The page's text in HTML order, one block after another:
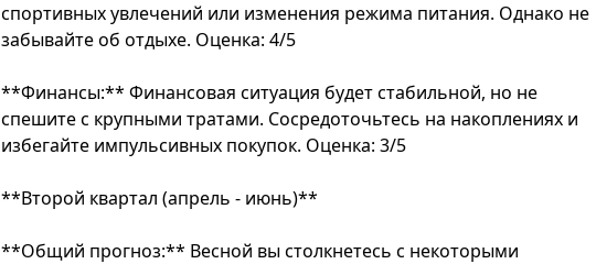
спортивных увлечений или изменения режима питания. Однако не
забывайте об отдыхе. Оценка: 4/5
**Финансы:** Финансовая ситуация будет стабильной, но не
спешите с крупными тратами. Сосредоточьтесь на накоплениях и
избегайте импульсивных покупок. Оценка: 3/5
**Второй квартал (апрель - июнь)**
**Общий прогноз:** Весной вы столкнетесь с некоторыми